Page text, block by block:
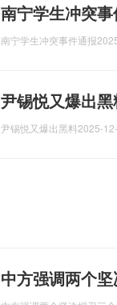
南宁学生冲突
南宁学生冲突事件通报
尹锡悦又爆出
尹锡悦又爆出黑料2025-
中方强调两个